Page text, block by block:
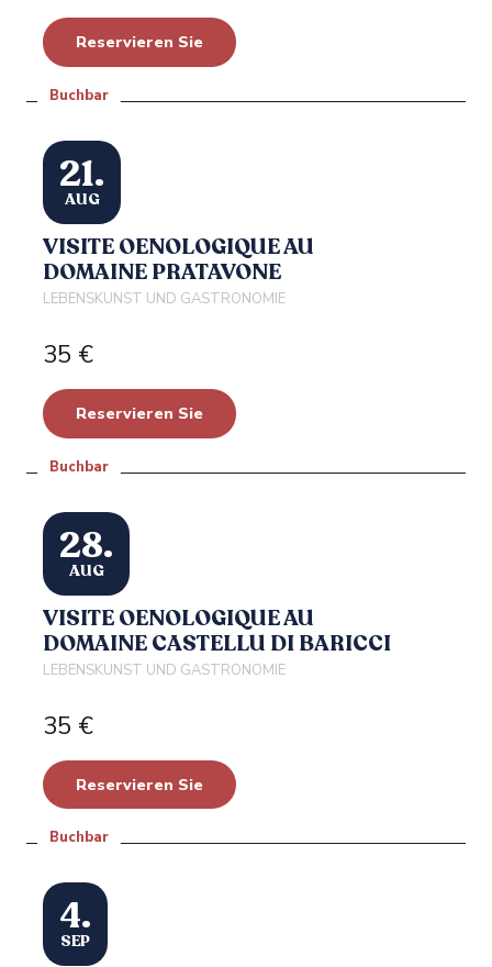
Reservieren Sie
21.
AUG
VISITE OENOLOGIQUE AU
DOMAINE PRATAVONE
LEBENSKUNST UND GASTRONOMIE
35 €
Reservieren Sie
Buchbar
28.
AUG
VISITE OENOLOGIQUE AU
DOMAINE CASTELLU DI BARICCI
LEBENSKUNST UND GASTRONOMIE
35 €
Reservieren Sie
Buchbar
4.
SEP
Buchbar